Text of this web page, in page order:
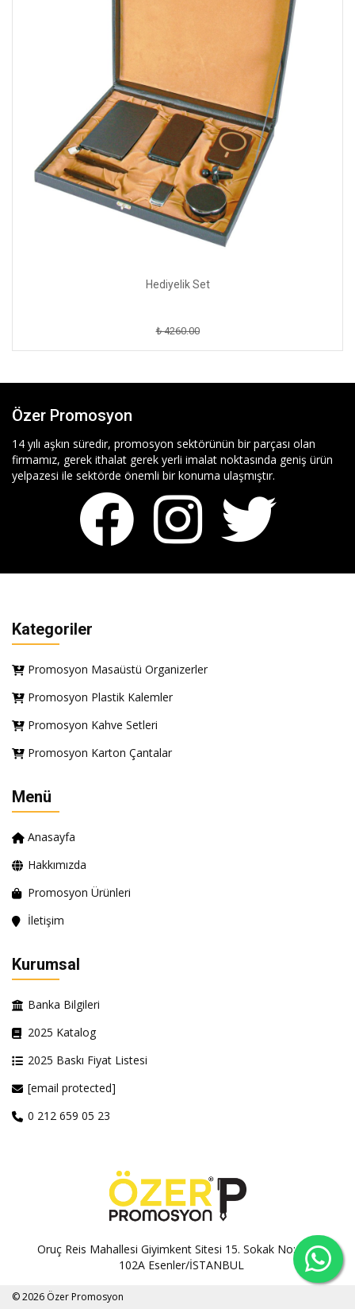
Hediyelik Set
₺ 4260.00
Özer Promosyon
14 yılı aşkın süredir, promosyon sektörünün bir parçası olan
firmamız, gerek ithalat gerek yerli imalat noktasında geniş ürün
yelpazesi ile sektörde önemli bir konuma ulaşmıştır.
Kategoriler
Promosyon Masaüstü Organizerler
Promosyon Plastik Kalemler
Promosyon Kahve Setleri
Promosyon Karton Çantalar
Menü
Anasayfa
Hakkımızda
Promosyon Ürünleri
İletişim
Kurumsal
Banka Bilgileri
2025 Katalog
2025 Baskı Fiyat Listesi
[email protected]
0 212 659 05 23
Oruç Reis Mahallesi Giyimkent Sitesi 15. Sokak No:100A-
102A Esenler/İSTANBUL
© 2026 Özer Promosyon